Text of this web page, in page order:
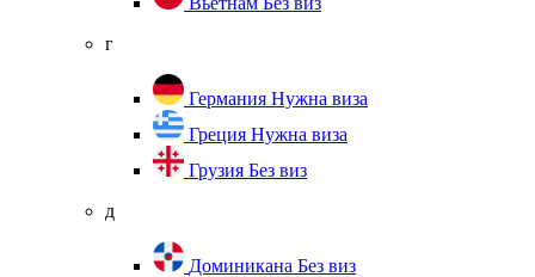
г
Германия Нужна виза
Греция Нужна виза
Грузия Без виз
д
Доминикана Без виз